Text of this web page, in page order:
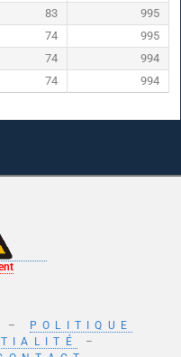
83
995
74
995
74
994
74 994
–
POLITIQUE
–